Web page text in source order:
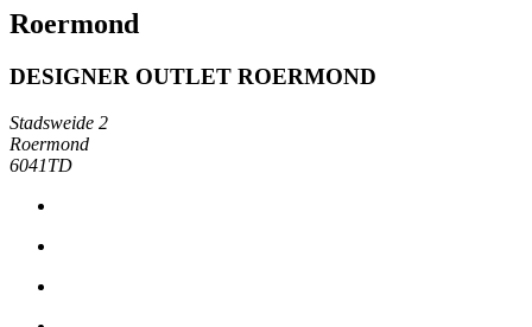
Roermond
DESIGNER OUTLET ROERMOND
Stadsweide 2
Roermond
6041TD